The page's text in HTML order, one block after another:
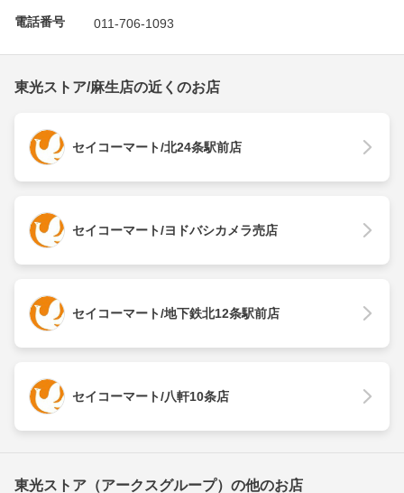
電話番号 011-706-1093
東光ストア/麻生店の近くのお店
セイコーマート/北24条駅前店
セイコーマート/ヨドバシカメラ売店
セイコーマート/地下鉄北12条駅前店
セイコーマート/八軒10条店
東光ストア（アークスグループ）の他のお店